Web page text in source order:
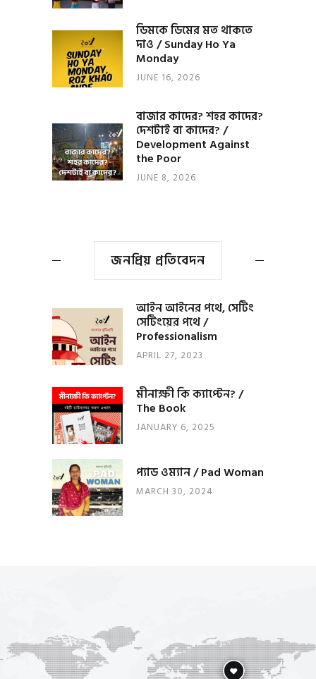
ডিমকে ডিমের মত থাকতে
দাও / Sunday Ho Ya
Monday
JUNE 16, 2026
বাজার কাদের? শহর কাদের?
দেশটাই বা কাদের? /
Development Against
the Poor
JUNE 8, 2026
জনপ্রিয় প্রতিবেদন
আইন আইনের পথে, সেটিং
সেটিংয়ের পথে /
Professionalism
APRIL 27, 2023
মীনাক্ষী কি ক্যাপ্টেন? /
The Book
JANUARY 6, 2025
প্যাড ওম্যান / Pad Woman
MARCH 30, 2024